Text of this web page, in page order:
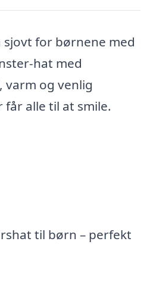
for børnene med
hat med
varm og venlig
får alle til at smile.
til børn – perfekt